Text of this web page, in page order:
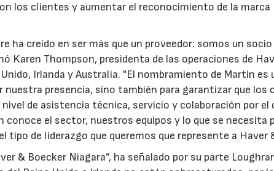
los clientes y aumentar el reconocimiento de la marca
ha creído en ser más que un proveedor: somos un
Karen Thompson, presidenta de las operaciones de
Irlanda y Australia. "El nombramiento de Martin es
presencia, sino también para garantizar que los
de asistencia técnica, servicio y colaboración por el
conoce el sector, nuestros equipos y lo que se necesita
tipo de liderazgo que queremos que represente a Haver
& Boecker Niagara”, ha señalado por su parte